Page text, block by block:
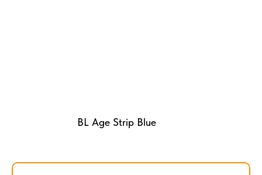
BL Age Strip Blue